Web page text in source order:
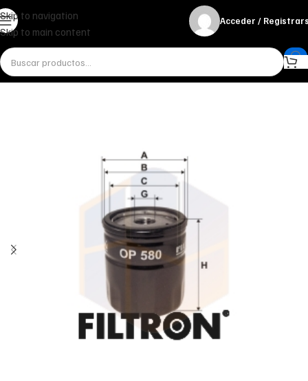
Skip to navigation
Skip to main content
Acceder /
InicioMiscelánea - otrosOtrosFILTRO DE ACEITE OP 580 FILTRON